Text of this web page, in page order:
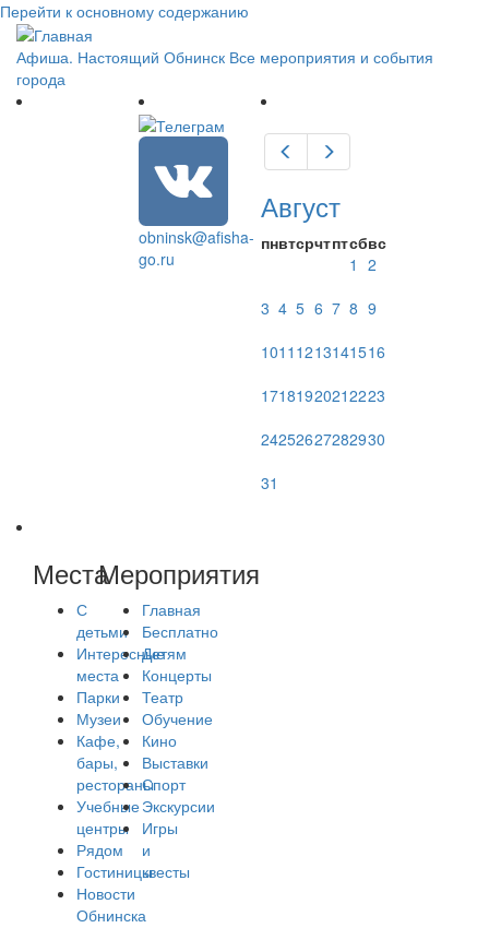
Перейти к основному содержанию
Афиша. Настоящий Обнинск Все мероприятия и события
города
obninsk@afisha-
go.ru
Предыдущий
Август
пнвтсрчтптсбвс
1 2
3 4 5 6 7 8 9
1011 1213141516
17181920212223
24252627282930
31
Места
С
детьми
Интересные
места
Парки
Музеи
Кафе,
бары,
рестораны
Учебные
центры
Рядом
Гостиницы
Новости
Обнинска
Мероприятия
Главная
Бесплатно
Детям
Концерты
Театр
Обучение
Кино
Выставки
Спорт
Экскурсии
Игры
и
квесты